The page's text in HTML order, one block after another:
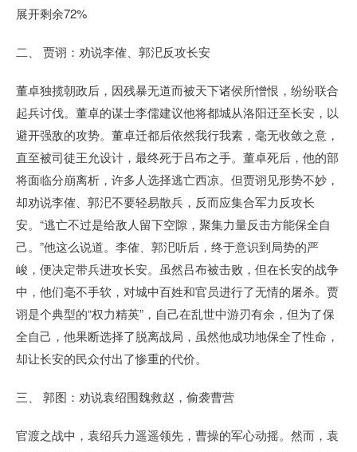
展开剩余72%
二、 贾诩：劝说李傕、郭汜反攻长安
董卓独揽朝政后，因残暴无道而被天下诸侯所憎恨，纷纷联合
起兵讨伐。董卓的谋士李儒建议他将都城从洛阳迁至长安，以
避开强敌的攻势。董卓迁都后依然我行我素，毫无收敛之意，
直至被司徒王允设计，最终死于吕布之手。董卓死后，他的部
将面临分崩离析，许多人选择逃亡西凉。但贾诩见形势不妙，
却劝说李傕、郭汜不要轻易散兵，反而应集合军力反攻长
安。“逃亡不过是给敌人留下空隙，聚集力量反击方能保全自
己。”他这么说道。李傕、郭汜听后，终于意识到局势的严
峻，便决定带兵进攻长安。虽然吕布被击败，但在长安的战争
中，他们毫不手软，对城中百姓和官员进行了无情的屠杀。贾
诩是个典型的“权力精英”，自己在乱世中游刃有余，但为了保
全自己，他果断选择了脱离战局，虽然他成功地保全了性命，
却让长安的民众付出了惨重的代价。
三、 郭图：劝说袁绍围魏救赵，偷袭曹营
官渡之战中，袁绍兵力遥遥领先，曹操的军心动摇。然而，袁